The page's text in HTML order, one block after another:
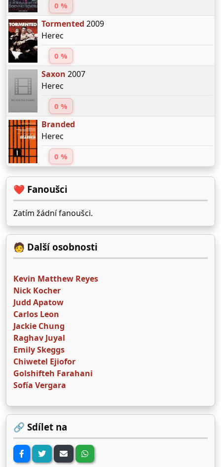
0 %
Tormented 2009
Herec
0 %
Saxon 2007
Herec
0 %
Branded
Herec
0 %
❤️ Fanoušci
Zatím žádní fanoušci.
🧑 Další osobnosti
Kevin Matthew Reyes
Nick Kocher
Judd Apatow
Carlos Leon
Jackie Chung
Raghav Juyal
Emily Skeggs
Chiwetel Ejiofor
Golshifteh Farahani
Sofía Vergara
🔗 Sdílet na